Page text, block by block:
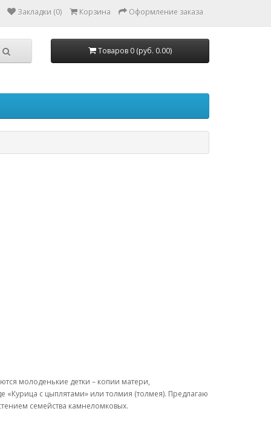
Закладки (0) Корзина Оформление заказа
Товаров 0 (руб. 0.00)
молоденькие детки – копии матери,
с цыплятами» или толмия (толмея). Предлагаю
семейства камнеломковых.